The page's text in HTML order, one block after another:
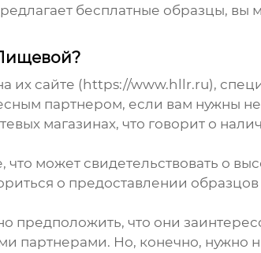
бесплатные образцы, вы
сайте (https://www.hllr.ru),
партнером, если вам нужны
магазинах, что говорит о
может свидетельствовать о
о предоставлении образцов
предположить, что они
партнерами. Но, конечно, нужно